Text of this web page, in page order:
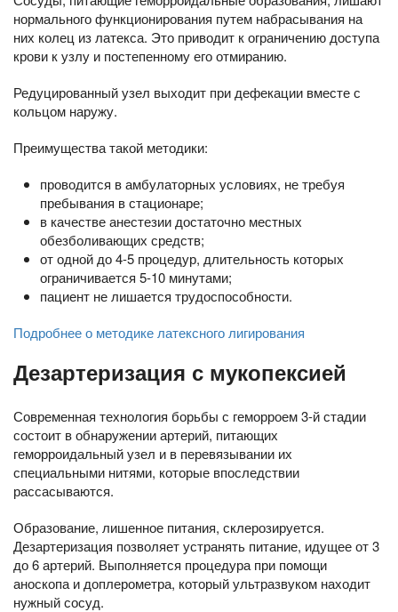
нормального функционирования путем набрасывания на
них колец из латекса. Это приводит к ограничению доступа
крови к узлу и постепенному его отмиранию.
Редуцированный узел выходит при дефекации вместе с
кольцом наружу.
Преимущества такой методики:
проводится в амбулаторных условиях, не требуя
пребывания в стационаре;
в качестве анестезии достаточно местных
обезболивающих средств;
от одной до 4-5 процедур, длительность которых
ограничивается 5-10 минутами;
пациент не лишается трудоспособности.
Подробнее о методике латексного лигирования
Дезартеризация с мукопексией
Современная технология борьбы с геморроем 3-й стадии
состоит в обнаружении артерий, питающих
геморроидальный узел и в перевязывании их
специальными нитями, которые впоследствии
рассасываются.
Образование, лишенное питания, склерозируется.
Дезартеризация позволяет устранять питание, идущее от 3
до 6 артерий. Выполняется процедура при помощи
аноскопа и доплерометра, который ультразвуком находит
нужный сосуд.